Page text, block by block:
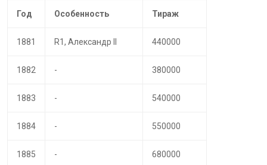
Год Особенность Тираж
1881 R1, Александр II 440000
1882 - 380000
1883 - 540000
1884 - 550000
1885 - 680000